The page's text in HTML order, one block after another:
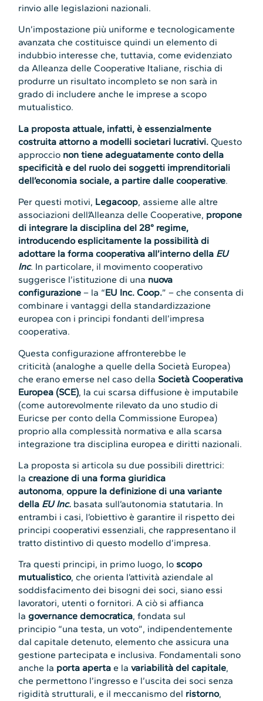
rinvio alle legislazioni nazionali.
Un’impostazione più uniforme e tecnologicamente
avanzata che costituisce quindi un elemento di
indubbio interesse che, tuttavia, come evidenziato
da Alleanza delle Cooperative Italiane, rischia di
produrre un risultato incompleto se non sarà in
grado di includere anche le imprese a scopo
mutualistico.
La proposta attuale, infatti, è essenzialmente
costruita attorno a modelli societari lucrativi. Questo
approccio non tiene adeguatamente conto della
specificità e del ruolo dei soggetti imprenditoriali
dell’economia sociale, a partire dalle cooperative.
Per questi motivi, Legacoop, assieme alle altre
associazioni dell’Alleanza delle Cooperative, propone
di integrare la disciplina del 28° regime,
introducendo esplicitamente la possibilità di
adottare la forma cooperativa all’interno della EU
Inc. In particolare, il movimento cooperativo
suggerisce l’istituzione di una nuova
configurazione – la “EU Inc. Coop.” – che consenta di
combinare i vantaggi della standardizzazione
europea con i principi fondanti dell’impresa
cooperativa.
Questa configurazione affronterebbe le
criticità (analoghe a quelle della Società Europea)
che erano emerse nel caso della Società Cooperativa
Europea (SCE), la cui scarsa diffusione è imputabile
(come autorevolmente rilevato da uno studio di
Euricse per conto della Commissione Europea)
proprio alla complessità normativa e alla scarsa
integrazione tra disciplina europea e diritti nazionali.
La proposta si articola su due possibili direttrici:
lacreazione di una forma giuridica
autonoma,oppure la definizione di una variante
della EU Inc. basata sull’autonomia statutaria. In
entrambi i casi, l’obiettivo è garantire il rispetto dei
principi cooperativi essenziali, che rappresentano il
tratto distintivo di questo modello d’impresa.
Tra questi principi, in primo luogo, lo scopo
mutualistico, che orienta l’attività aziendale al
soddisfacimento dei bisogni dei soci, siano essi
lavoratori, utenti o fornitori. A ciò si affianca
lagovernance democratica, fondata sul
principio “una testa, un voto”, indipendentemente
dal capitale detenuto, elemento che assicura una
gestione partecipata e inclusiva. Fondamentali sono
anche la porta aperta e lavariabilitàdel capitale,
che permettono l’ingresso e l’uscita dei soci senza
rigidità strutturali, e il meccanismo del ristorno,